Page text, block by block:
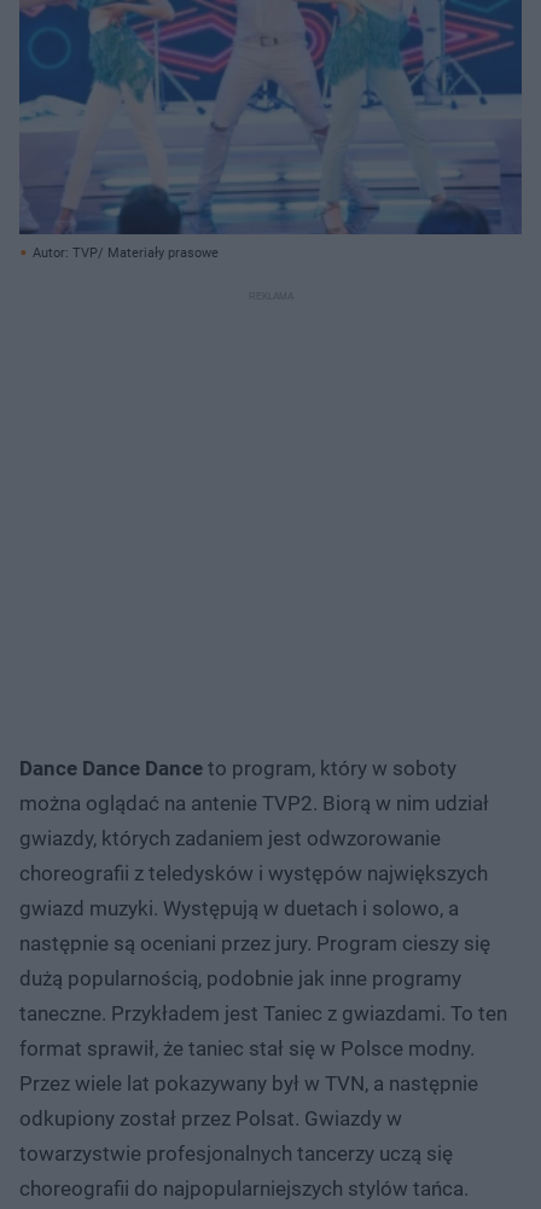
Autor: TVP/ Materiały prasowe
Dance Dance Dance to program, który w soboty
można oglądać na antenie TVP2. Biorą w nim udział
gwiazdy, których zadaniem jest odwzorowanie
choreografii z teledysków i występów największych
gwiazd muzyki. Występują w duetach i solowo, a
następnie są oceniani przez jury. Program cieszy się
dużą popularnością, podobnie jak inne programy
taneczne. Przykładem jest Taniec z gwiazdami. To ten
format sprawił, że taniec stał się w Polsce modny.
Przez wiele lat pokazywany był w TVN, a następnie
odkupiony został przez Polsat. Gwiazdy w
towarzystwie profesjonalnych tancerzy uczą się
choreografii do najpopularniejszych stylów tańca.